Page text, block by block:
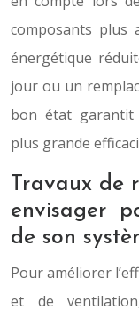
composants plus
énergétique
jour ou un
bon état garantit
plus grande
Travaux de
envisager
de son
Pour améliorer
et de